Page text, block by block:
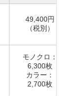
49,400円
（税別）
モノクロ：
6,300枚
カラー：
2,700枚